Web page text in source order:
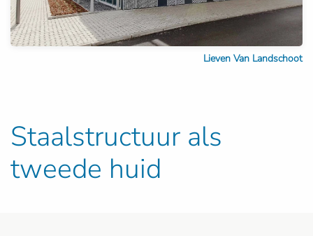
Lieven Van Landschoot
Staalstructuur als
tweede huid